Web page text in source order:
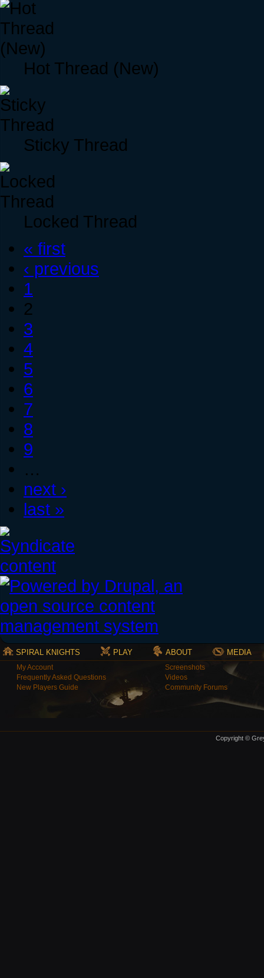
Hot Thread (New)
Sticky Thread
Locked Thread
« first
‹ previous
1
2
3
4
5
6
7
8
9
…
next ›
last »
SPIRAL KNIGHTS PLAY ABOUT MEDIA
My Account
Frequently Asked Questions
New Players Guide
Screenshots
Videos
Community Forums
Copyright ©